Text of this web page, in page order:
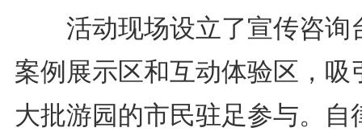
活动现场设立了宣传咨询
案例展示区和互动体验区，吸
大批游园的市民驻足参与。自